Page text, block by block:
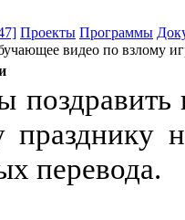
Проекты Программы
видео по взлому
празднику
перевода.